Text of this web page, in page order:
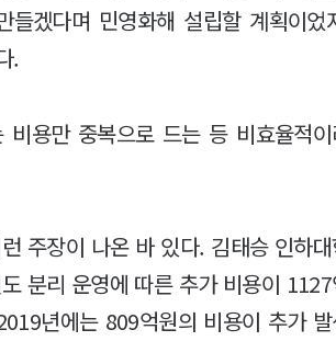
겠다며 민영화해 설립할 계획이었
.
용만 중복으로 드는 등 비효율적
주장이 나온 바 있다. 김태승 인하
분리 운영에 따른 추가 비용이
년에는 809억원의 비용이 추가 발